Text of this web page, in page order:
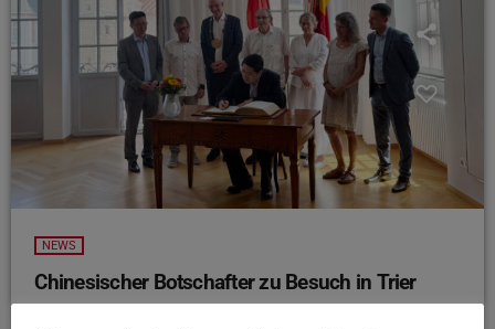
NEWS
Chinesischer Botschafter zu Besuch in Trier